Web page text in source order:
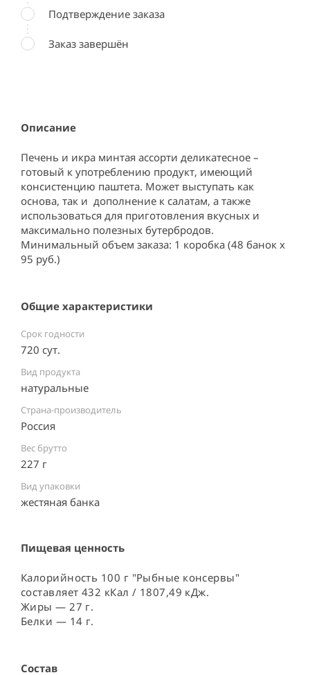
Описание
Печень и икра минтая ассорти деликатесное –
готовый к употреблению продукт, имеющий
консистенцию паштета. Может выступать как
основа, так и  дополнение к салатам, а также
использоваться для приготовления вкусных и
максимально полезных бутербродов.
Минимальный объем заказа: 1 коробка (48 банок х
95 руб.)
Общие характеристики
Срок годности
720 сут.
Вид продукта
натуральные
Страна-производитель
Россия ⠀
Вес брутто
227 г
Вид упаковки
жестяная банка ⠀
Пищевая ценность
Калорийность 100 г "Рыбные консервы"
составляет 432 кКал / 1807,49 кДж.
Жиры — 27 г.
Белки — 14 г.
Состав
Подтверждение заказа
Заказ завершён